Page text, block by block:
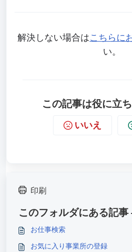
解決しない場合はこちらに
い。
この記事は役に立
いいえ
印刷
このフォルダにある記事
お仕事検索
お気に入り事業所の登録